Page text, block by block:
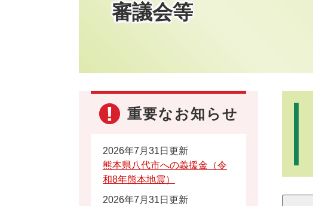
審議会等
重要なお知らせ
2026年7月31日更新
熊本県八代市への義援金（令
和8年熊本地震）
2026年7月31日更新